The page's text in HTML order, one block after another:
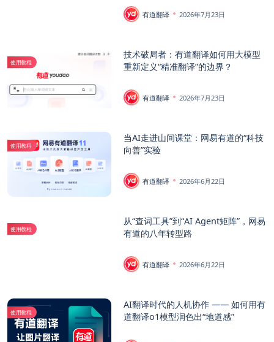
有道翻译 2026年7月23日
使用教程
技术破局者：有道翻译如何用大模型
重新定义“精准翻译”的边界？
有道翻译 2026年7月23日
使用教程
当AI走进山间课堂：网易有道的“科技
向善”实验
有道翻译 2026年6月22日
使用教程
从“查词工具”到“AI Agent矩阵”，网易
有道的八年转型路
有道翻译 2026年6月22日
使用教程
AI翻译时代的人机协作 —— 如何用有
道翻译o1模型润色出“地道感”